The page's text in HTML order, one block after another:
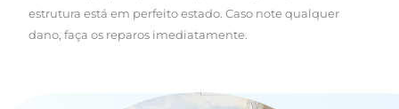
estrutura está em perfeito estado. Caso note qualquer
dano, faça os reparos imediatamente.